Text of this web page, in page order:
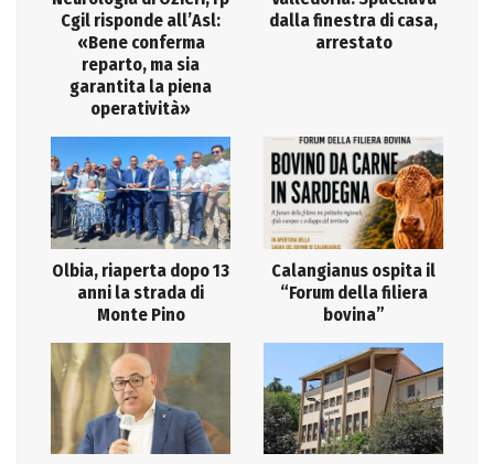
Cgil risponde all’Asl:
«Bene conferma
reparto, ma sia
garantita la piena
operatività»
dalla finestra di casa,
arrestato
Olbia, riaperta dopo 13
anni la strada di
Monte Pino
Calangianus ospita il
“Forum della filiera
bovina”